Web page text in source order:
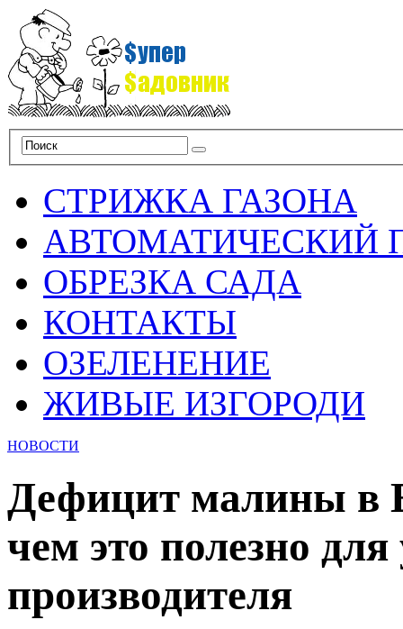
СТРИЖКА ГАЗОНА
АВТОМАТИЧЕСКИЙ
ОБРЕЗКА САДА
КОНТАКТЫ
ОЗЕЛЕНЕНИЕ
ЖИВЫЕ ИЗГОРОДИ
НОВОСТИ
Дефицит малины в
чем это полезно
производителя